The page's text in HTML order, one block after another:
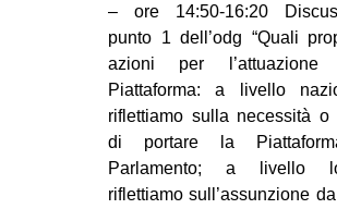
– ore 14:50-16:20
punto 1 dell’odg “Quali
azioni per l’attuazione
Piattaforma: a livello
riflettiamo sulla necessità o
di portare la
Parlamento; a livello
riflettiamo sull’assunzione